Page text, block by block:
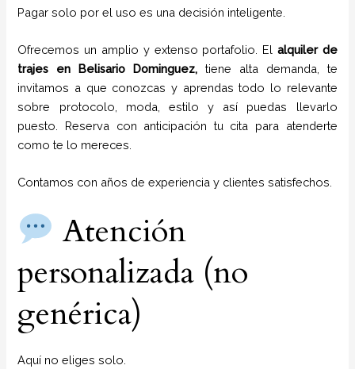
Pagar solo por el uso es una decisión inteligente.
Ofrecemos un amplio y extenso portafolio. El alquiler de
trajes en
Belisario Dominguez, tiene alta demanda, te
invitamos a que conozcas y aprendas todo lo relevante
sobre protocolo, moda, estilo y así puedas llevarlo
puesto. Reserva con anticipación tu cita para atenderte
como te lo mereces.
Contamos con años de experiencia y clientes satisfechos.
Atención
personalizada (no
genérica)
Aquí no eliges solo.